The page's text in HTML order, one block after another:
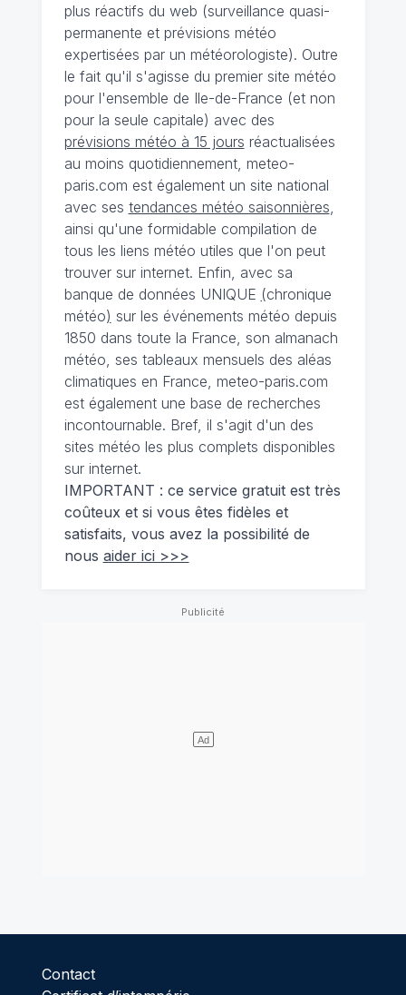
plus réactifs du web (surveillance quasi-
permanente et prévisions météo
expertisées par un météorologiste). Outre
le fait qu'il s'agisse du premier site météo
pour l'ensemble de Ile-de-France (et non
pour la seule capitale) avec des
prévisions météo à 15 jours réactualisées
au moins quotidiennement, meteo-
paris.com est également un site national
avec ses tendances météo saisonnières
ainsi qu'une formidable compilation de
tous les liens météo utiles que l'on peut
trouver sur internet. Enfin, avec sa
banque de données UNIQUE (chronique
météo) sur les événements météo depuis
1850 dans toute la France, son almanach
météo, ses tableaux mensuels des aléas
climatiques en France, meteo-paris.com
est également une base de recherches
incontournable. Bref, il s'agit d'un des
sites météo les plus complets disponibles
sur internet.
IMPORTANT : ce service gratuit est très
coûteux et si vous êtes fidèles et
satisfaits, vous avez la possibilité de
nous aider ici >>>
Contact